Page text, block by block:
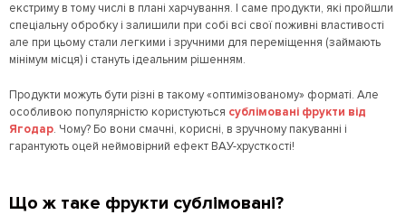
екстриму в тому числі в плані харчування. І саме продукти, які пройшли
спеціальну обробку і залишили при собі всі свої поживні властивості
але при цьому стали легкими і зручними для переміщення (займають
мінімум місця) і стануть ідеальним рішенням.
Продукти можуть бути різні в такому «оптимізованому» форматі. Але
особливою популярністю користуються сублімовані фрукти від
Ягодар. Чому? Бо вони смачні, корисні, в зручному пакуванні і
гарантують оцей неймовірний ефект ВАУ-хрусткості!
Що ж таке фрукти сублімовані?